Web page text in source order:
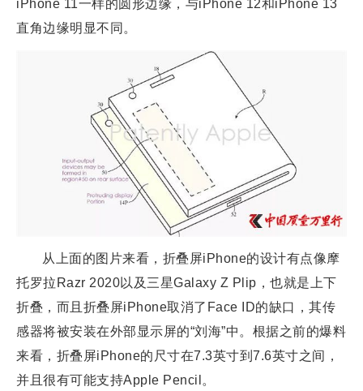
iPhone 11一样的圆形边缘，与iPhone 12和iPhone 13
直角边缘明显不同。
从上面的图片来看，折叠屏iPhone的设计有点像摩
托罗拉Razr 2020以及三星Galaxy Z Plip，也就是上下
折叠，而且折叠屏iPhone取消了Face ID的缺口，其传
感器将被安装在外部显示屏的“刘海”中。根据之前的爆料
来看，折叠屏iPhone的尺寸在7.3英寸到7.6英寸之间，
并且很有可能支持Apple Pencil。